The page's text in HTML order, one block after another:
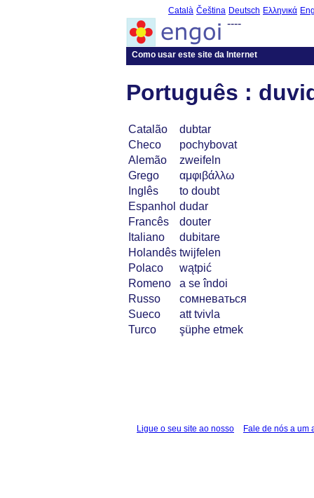
Català Čeština Deutsch Ελληνικά
----
Como usar este site da Internet
Português :
Catalão
dubtar
Checo
pochybovat
Alemão
zweifeln
Grego
αμφιβάλλω
Inglês
to doubt
Espanhol dudar
Francês
douter
Italiano
dubitare
Holandês twijfelen
Polaco
wątpić
Romeno
a se îndoi
Russo
сомневаться
Sueco
att tvivla
Turco
şüphe etmek
Ligue o seu site ao nosso Fale de nós a um